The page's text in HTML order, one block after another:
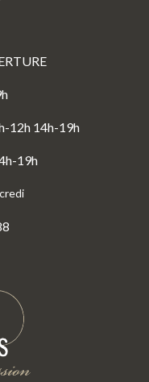
12h 14h-19h
19h